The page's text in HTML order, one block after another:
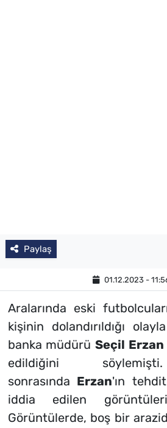
Paylaş
01.12.2023 -
Aralarında eski
kişinin dolandırıldığı
banka müdürü Seçil Erzan
edildiğini
sonrasında Erzan'ın
iddia edilen
Görüntülerde, boş bir